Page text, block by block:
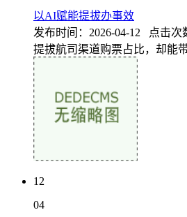
以AI赋能提拔办事效
发布时间：2026-04-12 点击次
提拔航司渠道购票占比，却能
12
04